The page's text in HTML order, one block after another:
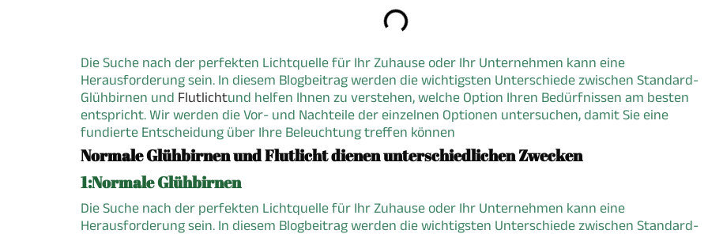
Die Suche nach der perfekten Lichtquelle für Ihr Zuhause oder Ihr Unternehmen kann eine
Herausforderung sein. In diesem Blogbeitrag werden die wichtigsten Unterschiede zwischen Standard-
Glühbirnen und Flutlichtund helfen Ihnen zu verstehen, welche Option Ihren Bedürfnissen am besten
entspricht. Wir werden die Vor- und Nachteile der einzelnen Optionen untersuchen, damit Sie eine
fundierte Entscheidung über Ihre Beleuchtung treffen können
Normale Glühbirnen und Flutlicht dienen unterschiedlichen Zwecken
1:Normale Glühbirnen
Die Suche nach der perfekten Lichtquelle für Ihr Zuhause oder Ihr Unternehmen kann eine
Herausforderung sein. In diesem Blogbeitrag werden die wichtigsten Unterschiede zwischen Standard-